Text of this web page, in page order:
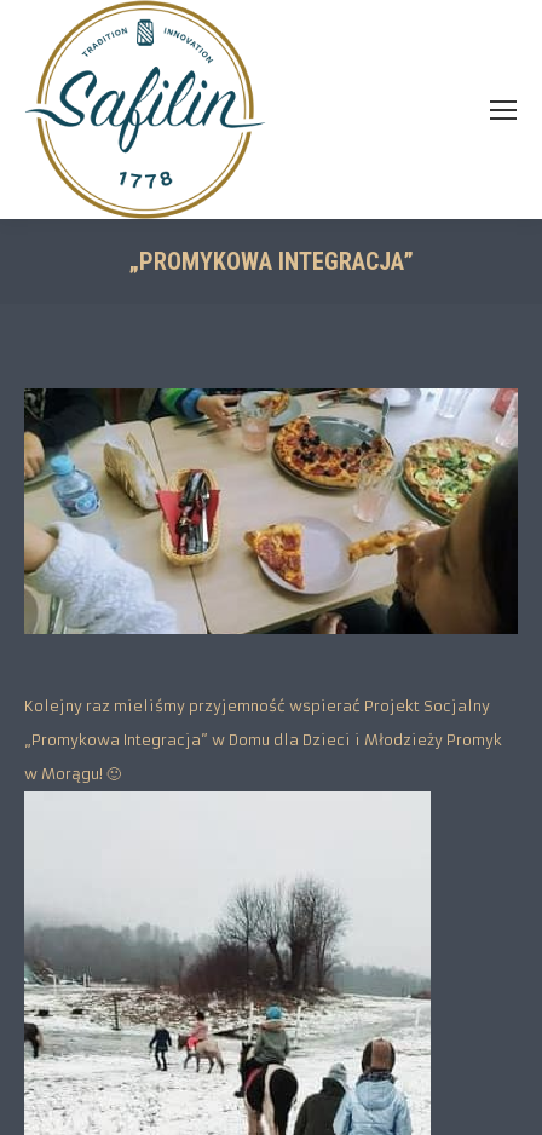
„PROMYKOWA INTEGRACJA”
Kolejny raz mieliśmy przyjemność wspierać Projekt Socjalny
„Promykowa Integracja” w Domu dla Dzieci i Młodzieży Promyk
w Morągu! 🙂